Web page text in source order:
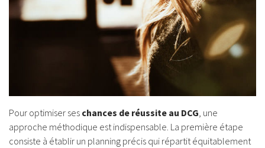
Pour optimiser ses chances de réussite au DCG, une
approche méthodique est indispensable. La première étape
consiste à établir un planning précis qui répartit équitablement